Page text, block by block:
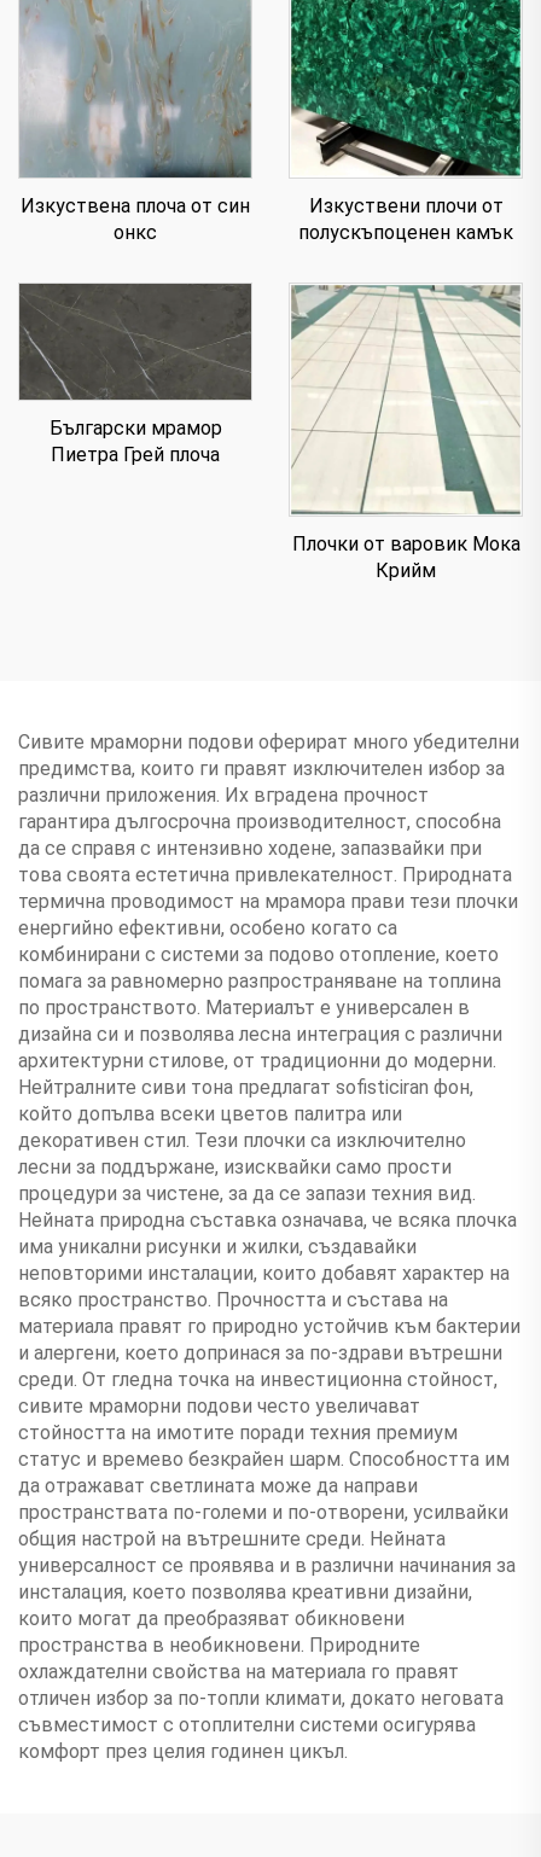
Изкуствена плоча от син
онкс
Изкуствени плочи от
полускъпоценен камък
Български мрамор
Пиетра Грей плоча
Плочки от варовик Мока
Крийм
Сивите мраморни подови оферират много убедителни
предимства, които ги правят изключителен избор за
различни приложения. Их вградена прочност
гарантира дългосрочна производителност, способна
да се справя с интензивно ходене, запазвайки при
това своята естетична привлекателност. Природната
термична проводимост на мрамора прави тези плочки
енергийно ефективни, особено когато са
комбинирани с системи за подово отопление, което
помага за равномерно разпространяване на топлина
по пространството. Материалът е универсален в
дизайна си и позволява лесна интеграция с различни
архитектурни стилове, от традиционни до модерни.
Нейтралните сиви тона предлагат sofisticiran фон,
който допълва всеки цветов палитра или
декоративен стил. Тези плочки са изключително
лесни за поддържане, изисквайки само прости
процедури за чистене, за да се запази техния вид.
Нейната природна съставка означава, че всяка плочка
има уникални рисунки и жилки, създавайки
неповторими инсталации, които добавят характер на
всяко пространство. Прочността и състава на
материала правят го природно устойчив към бактерии
и алергени, което допринася за по-здрави вътрешни
среди. От гледна точка на инвестиционна стойност,
сивите мраморни подови често увеличават
стойността на имотите поради техния премиум
статус и времево безкрайен шарм. Способността им
да отражават светлината може да направи
пространствата по-големи и по-отворени, усилвайки
общия настрой на вътрешните среди. Нейната
универсалност се проявява и в различни начинания за
инсталация, което позволява креативни дизайни,
които могат да преобразяват обикновени
пространства в необикновени. Природните
охлаждателни свойства на материала го правят
отличен избор за по-топли климати, докато неговата
съвместимост с отоплителни системи осигурява
комфорт през целия годинен цикъл.